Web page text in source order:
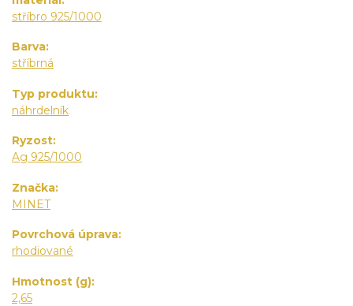
stříbro 925/1000
Barva
stříbrná
Typ produktu
náhrdelník
Ryzost
Ag 925/1000
Značka
MINET
Povrchová úprava
rhodiované
Hmotnost (g)
2,65